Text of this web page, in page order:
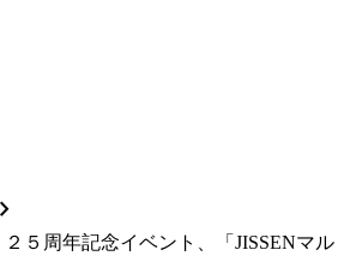
chevron_forward
５周年記念イベント、「JISSENマル